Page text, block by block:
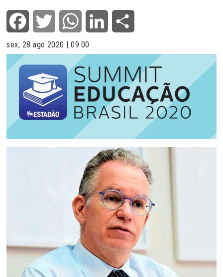
Facebook Twitter WhatsApp LinkedIn
sex, 28 ago 2020 | 09:00